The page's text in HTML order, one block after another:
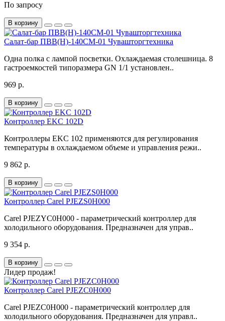
По запросу
В корзину
Салат-бар ПВВ(Н)-140СМ-01 Чувашторгтехника
Одна полка с лампой посветки. Охлаждаемая столешница. 8
гастроемкостей типоразмера GN 1/1 установлен..
969 р.
В корзину
Контроллер EKC 102D
Контроллеры EKC 102 применяются для регулирования
температуры в охлаждаемом объеме и управления режи..
9 862 р.
В корзину
Контроллер Carel PJEZS0H000
Carel PJEZYC0H000 - параметрический контроллер для
холодильного оборудования. Предназначен для управ..
9 354 р.
В корзину
Лидер продаж!
Контроллер Carel PJEZC0H000
Carel PJEZC0H000 - параметрический контроллер для
холодильного оборудования. Предназначен для управл..